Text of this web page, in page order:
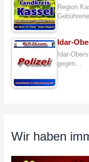
Region
Idar-
Idar-
gegen…
Wir haben